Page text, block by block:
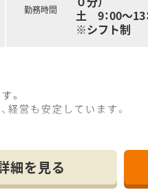
勤務時間
土 9：00～13
※シフト制
。
営も安定しています。
細を見る